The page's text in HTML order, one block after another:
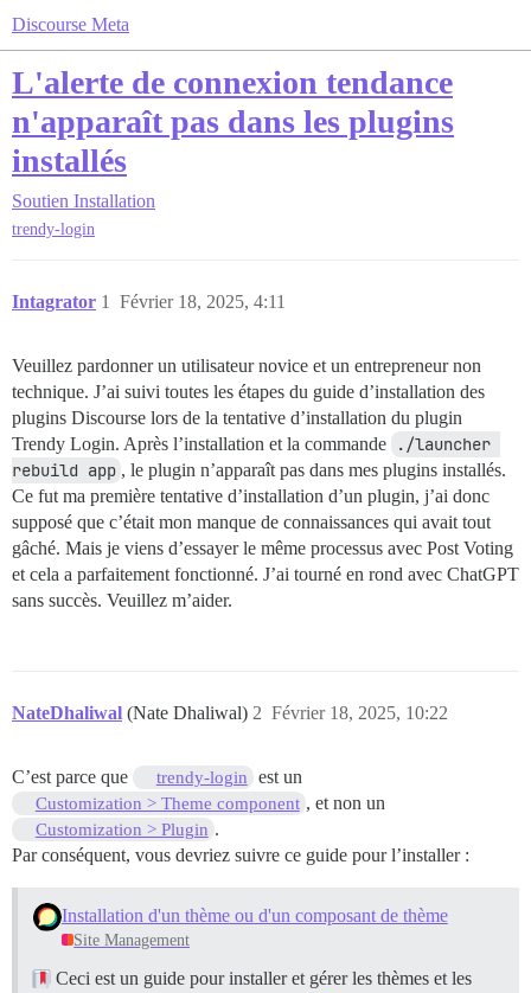
Discourse Meta
L'alerte de connexion tendance
n'apparaît pas dans les plugins
installés
Soutien Installation
trendy-login
Intagrator Février 18, 2025, 4:11
1
Veuillez pardonner un utilisateur novice et un entrepreneur non
technique. J’ai suivi toutes les étapes du guide d’installation des
plugins Discourse lors de la tentative d’installation du plugin
Trendy Login. Après l’installation et la commande
./launcher
rebuild app , le plugin n’apparaît pas dans mes plugins installés.
Ce fut ma première tentative d’installation d’un plugin, j’ai donc
supposé que c’était mon manque de connaissances qui avait tout
gâché. Mais je viens d’essayer le même processus avec Post Voting
et cela a parfaitement fonctionné. J’ai tourné en rond avec ChatGPT
sans succès. Veuillez m’aider.
NateDhaliwal (Nate Dhaliwal) Février 18, 2025, 10:22
2
C’est parce que trendy-login est un
Customization > Theme component , et non un
Customization > Plugin .
Par conséquent, vous devriez suivre ce guide pour l’installer :
Installation d'un thème ou d'un composant de thème
Site Management
Ceci est un guide pour installer et gérer les thèmes et les